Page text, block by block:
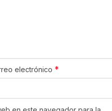
electrónico *